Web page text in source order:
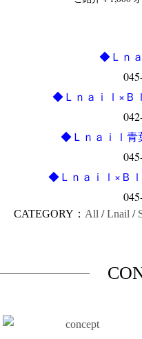
◆Ｌｎ
◆Ｌｎａｉｌ×Ｂ
◆Ｌｎａｉｌ青
◆Ｌｎａｉｌ×Ｂ
CATEGORY： All /Lnail /